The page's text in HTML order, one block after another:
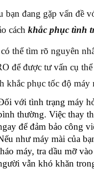
bạn đang gặp vấn đề
cách khắc phục tình
thể tìm rõ nguyên
để được tư vấn cụ
khắc phục tốc độ
với tình trạng máy
thường. Việc thay
để đảm bảo công
như máy mài của
máy, tra dầu mỡ
vẫn khó khăn